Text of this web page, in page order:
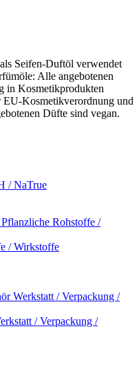
Seifen-Duftöl verwendet
Alle angebotenen
in Kosmetikprodukten
EU-Kosmetikverordnung und
Düfte sind vegan.
/ NaTrue
Pflanzliche Rohstoffe /
/ Wirkstoffe
Werkstatt / Verpackung /
/ Verpackung /